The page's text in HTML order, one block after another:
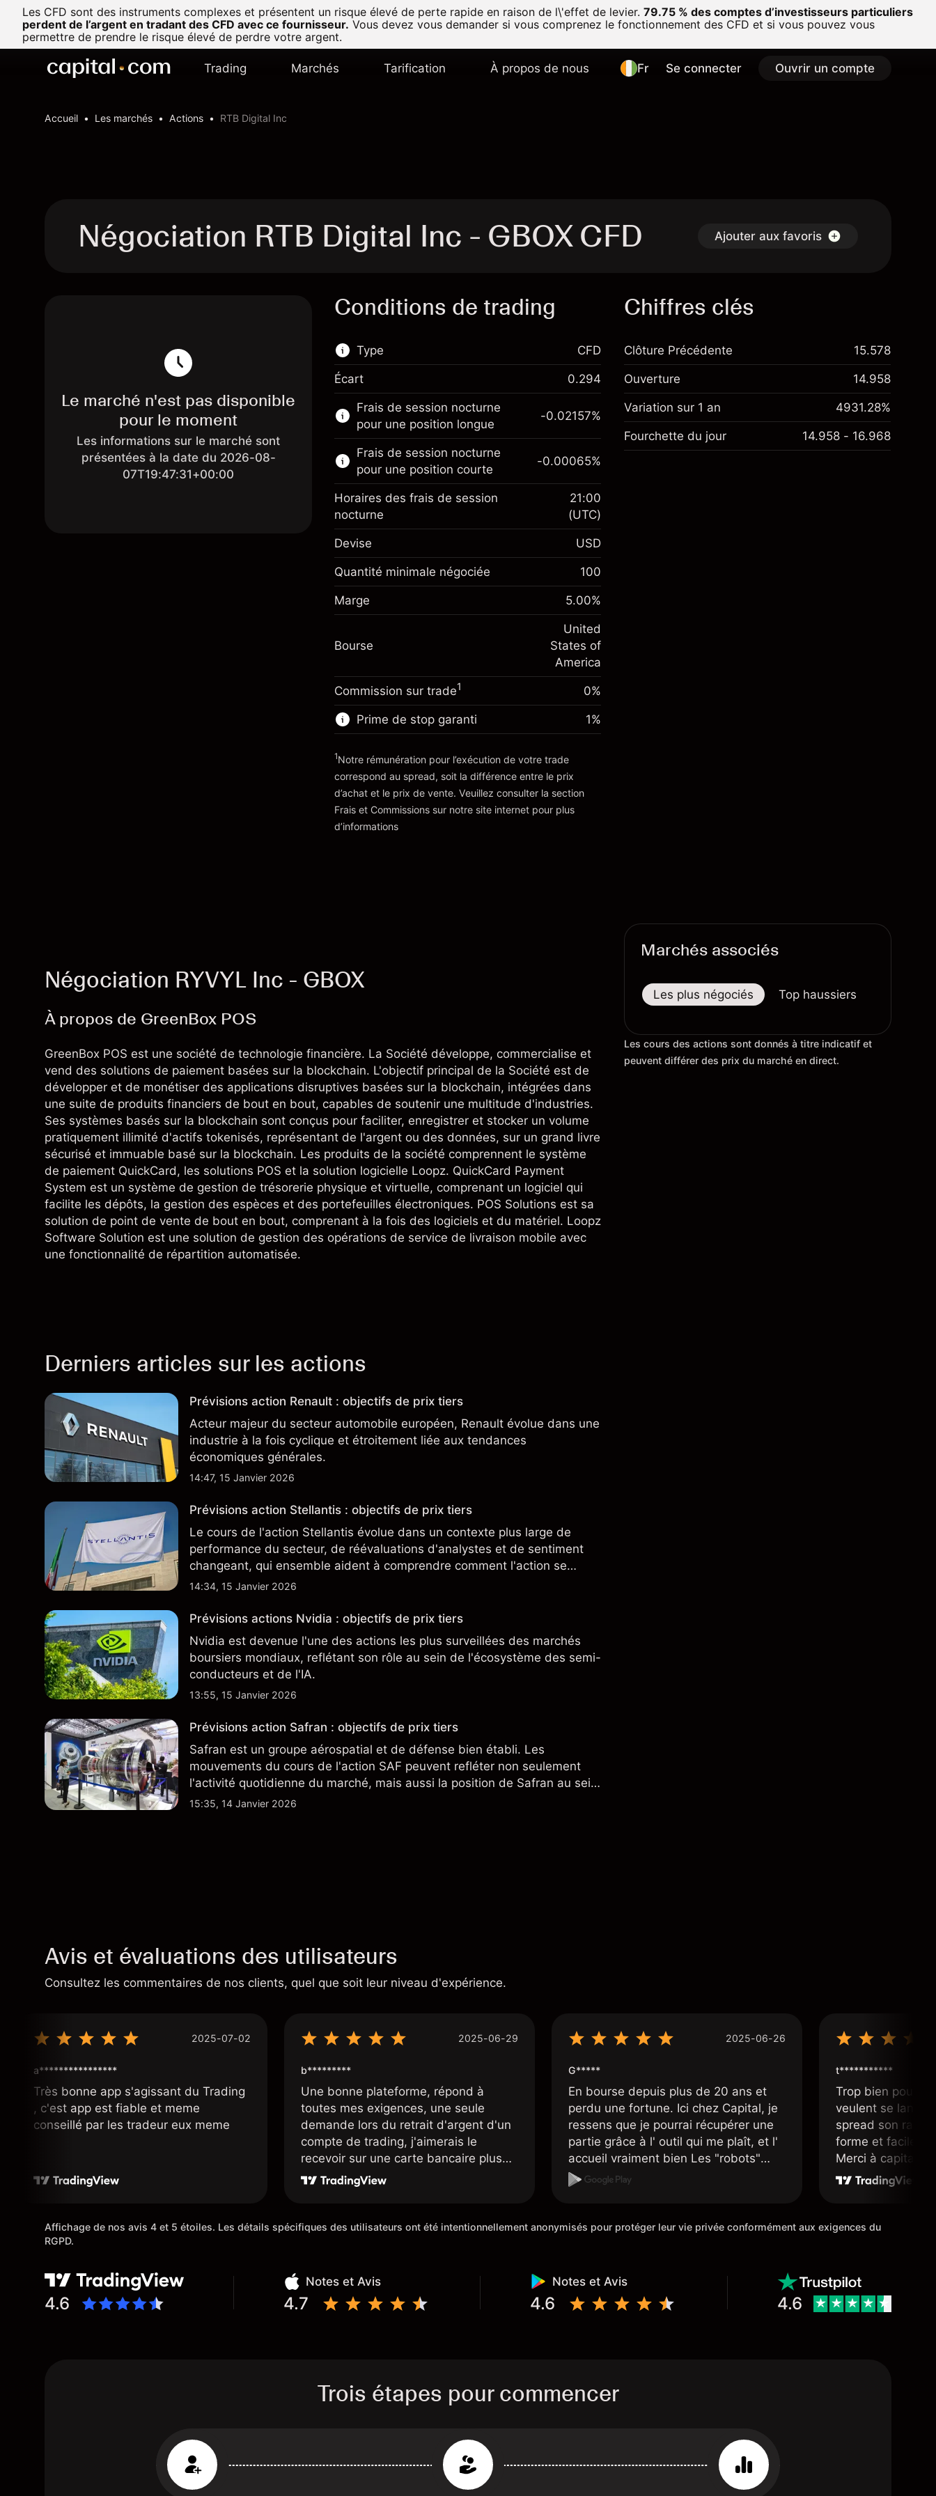
Les CFD sont des instruments complexes et présentent un risque élevé de perte rapide en raison de l\'effet de levier. 79.75 % des comptes d’investisseurs particuliers
perdent de l’argent en tradant des CFD avec ce fournisseur. Vous devez vous demander si vous comprenez le fonctionnement des CFD et si vous pouvez vous
permettre de prendre le risque élevé de perdre votre argent.
Trading Marchés Tarification À propos de nous Fr Se connecter Ouvrir un compte
Accueil Les marchés Actions RTB Digital Inc
Négociation RTB Digital Inc - GBOX CFD Ajouter aux favoris
Le marché n'est pas disponible
pour le moment
Les informations sur le marché sont
présentées à la date du 2026-08-
07T19:47:31+00:00
Conditions de trading
Type
Ce marché financier est disponible pour le
trading de CFD.
En savoir plus sur :
CFD
CFD
Écart 0.294
Frais de session nocturne
pour une position longue
Marge. Votre
investissement
$1,000.00
Ajustement des fonds de
Frais sur la valeur totale de la
-0.021568
(-$4.31)
Taille de la position avec effet de levier
Valeur nominale avec effet de levier
~$19,000.00
-0.02157%
Frais de session nocturne
pour une position courte
$1,000.00
overnight
position
-0.000654
(-$0.13)
Taille de la position avec effet de levier
~$20,000.00
Valeur nominale avec effet de levier
Vers la plateforme
-0.00065%
Horaires des frais de session
nocturne
21:00
(UTC)
Devise USD
Quantité minimale négociée 100
Marge 5.00%
Bourse
United
States of
America
Commission sur trade1 0%
Prime de stop garanti
'Tarifs et Frais
1%
1Notre rémunération pour l’exécution de votre trade
correspond au spread, soit la différence entre le prix
d’achat et le prix de vente. Veuillez consulter la section
Frais et Commissions sur notre site internet pour plus
d’informations
Chiffres clés
Clôture Précédente 15.578
Ouverture 14.958
Variation sur 1 an 4931.28%
Fourchette du jour 14.958 - 16.968
Négociation RYVYL Inc - GBOX
À propos de GreenBox POS
GreenBox POS est une société de technologie financière. La Société développe, commercialise et
vend des solutions de paiement basées sur la blockchain. L'objectif principal de la Société est de
développer et de monétiser des applications disruptives basées sur la blockchain, intégrées dans
une suite de produits financiers de bout en bout, capables de soutenir une multitude d'industries.
Ses systèmes basés sur la blockchain sont conçus pour faciliter, enregistrer et stocker un volume
pratiquement illimité d'actifs tokenisés, représentant de l'argent ou des données, sur un grand livre
sécurisé et immuable basé sur la blockchain. Les produits de la société comprennent le système
de paiement QuickCard, les solutions POS et la solution logicielle Loopz. QuickCard Payment
System est un système de gestion de trésorerie physique et virtuelle, comprenant un logiciel qui
facilite les dépôts, la gestion des espèces et des portefeuilles électroniques. POS Solutions est sa
solution de point de vente de bout en bout, comprenant à la fois des logiciels et du matériel. Loopz
Software Solution est une solution de gestion des opérations de service de livraison mobile avec
une fonctionnalité de répartition automatisée.
Derniers articles sur les actions
Prévisions action Renault : objectifs de prix tiers
Acteur majeur du secteur automobile européen, Renault évolue dans une
industrie à la fois cyclique et étroitement liée aux tendances
économiques générales.
14:47, 15 Janvier 2026
Prévisions action Stellantis : objectifs de prix tiers
Le cours de l'action Stellantis évolue dans un contexte plus large de
performance du secteur, de réévaluations d'analystes et de sentiment
changeant, qui ensemble aident à comprendre comment l'action se
négocie actuellement.
14:34, 15 Janvier 2026
Prévisions actions Nvidia : objectifs de prix tiers
Nvidia est devenue l'une des actions les plus surveillées des marchés
boursiers mondiaux, reflétant son rôle au sein de l'écosystème des semi-
conducteurs et de l'IA.
13:55, 15 Janvier 2026
Prévisions action Safran : objectifs de prix tiers
Safran est un groupe aérospatial et de défense bien établi. Les
mouvements du cours de l'action SAF peuvent refléter non seulement
l'activité quotidienne du marché, mais aussi la position de Safran au sein
du marché actions français et du secteur aérospatial et de la défense
15:35, 14 Janvier 2026
Marchés associés
Les plus négociés Top haussiers
Les cours des actions sont donnés à titre indicatif et
peuvent différer des prix du marché en direct.
Avis et évaluations des utilisateurs
Consultez les commentaires de nos clients, quel que soit leur niveau d'expérience.
2025-07-02
a****************
Très bonne app s'agissant du Trading
, c'est app est fiable et meme
conseillé par les tradeur eux meme
2025-06-29
b*********
Une bonne plateforme, répond à
toutes mes exigences, une seule
demande lors du retrait d'argent d'un
compte de trading, j'aimerais le
recevoir sur une carte bancaire plus
rapidement, mais dans l'ensemble je
2025-06-26
G*****
En bourse depuis plus de 20 ans et
perdu une fortune. Ici chez Capital, je
ressens que je pourrai récupérer une
partie grâce à l' outil qui me plaît, et l'
accueil vraiment bien Les "robots"
sont super accueillants et nous
t***********
Trop bien pour
veulent se
spread son
forme et facile
Merci à
mis en place
Affichage de nos avis 4 et 5 étoiles. Les détails spécifiques des utilisateurs ont été intentionnellement anonymisés pour protéger leur vie privée conformément aux exigences du
RGPD.
4.6
Notes et Avis
4.7
Notes et Avis
4.6 4.6
Trois étapes pour commencer